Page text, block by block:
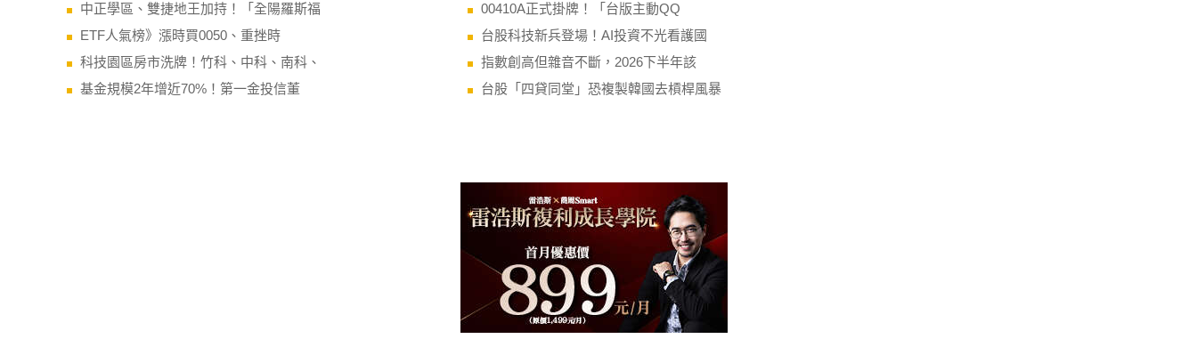
中正學區、雙捷地王加持！「全陽羅斯福
ETF人氣榜》漲時買0050、重挫時
科技園區房市洗牌！竹科、中科、南科、
基金規模2年增近70%！第一金投信董
00410A正式掛牌！「台版主動QQ
台股科技新兵登場！AI投資不光看護國
指數創高但雜音不斷，2026下半年該
台股「四貸同堂」恐複製韓國去槓桿風暴